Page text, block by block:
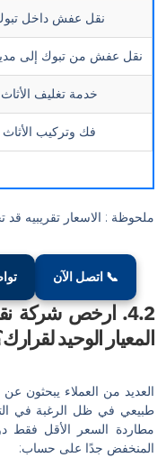
عفش داخل تبوك
تبوك إلى مدينة أخرى
تغليف الأثاث
وتركيب الأثاث
تقريبيه قد تختلف
تواصل واتساب
شركة نقل عفش
لقرارك؟
يبحثون عن“ارخص
الرغبة في التوفير. ومع
الأقل فقط دون النظر إلى
على حساب: